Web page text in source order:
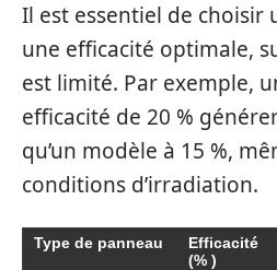
Il est essentiel de
une efficacité optimale,
est limité. Par exemple,
efficacité de 20 %
qu’un modèle à 15 %,
conditions d’irradiation.
Type de panneau
Efficacité
(% )